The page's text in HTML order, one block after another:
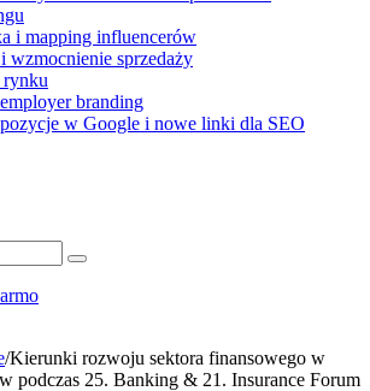
i mapping influencerów
wzmocnienie sprzedaży
rynku
branding
w Google i nowe linki dla SEO
/Kierunki rozwoju sektora finansowego w
podczas 25. Banking & 21. Insurance Forum